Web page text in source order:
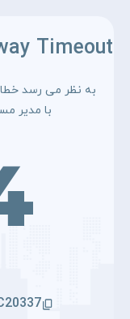
Timeout
به نظر می رسد
با مدیر